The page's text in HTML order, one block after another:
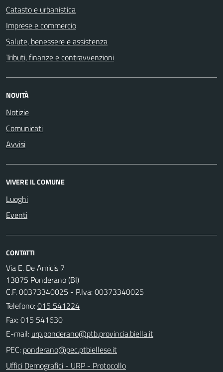
Catasto e urbanistica
Imprese e commercio
Salute, benessere e assistenza
Tributi, finanze e contravvenzioni
NOVITÀ
Notizie
Comunicati
Avvisi
VIVERE IL COMUNE
Luoghi
Eventi
CONTATTI
Via E. De Amicis 7
13875 Ponderano (BI)
C.F. 00373340025 - P.Iva: 00373340025
Telefono:015 541224
Fax: 015 541630
E-mail:
PEC:
Uffici Demografici - URP - Protocollo